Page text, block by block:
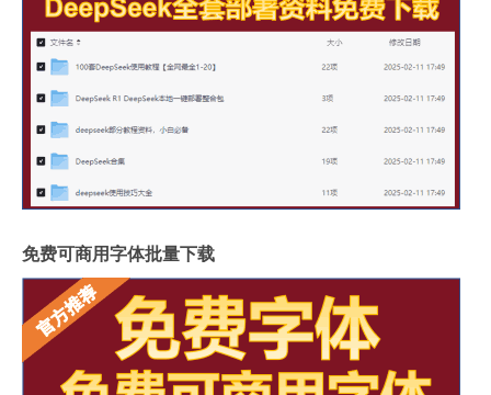
免费可商用字体批量下载